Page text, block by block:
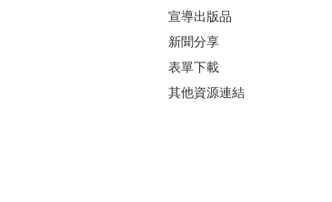
宣導出版品
新聞分享
表單下載
其他資源連結